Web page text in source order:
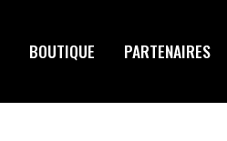
BOUTIQUE PARTENAIRES